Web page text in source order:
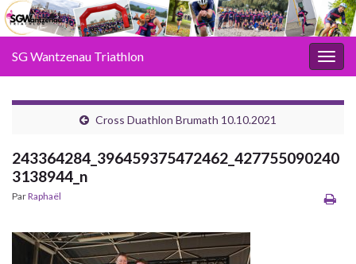
SG Wantzenau Triathlon
Cross Duathlon Brumath 10.10.2021
243364284_396459375472462_427755090240
3138944_n
ParRaphaël